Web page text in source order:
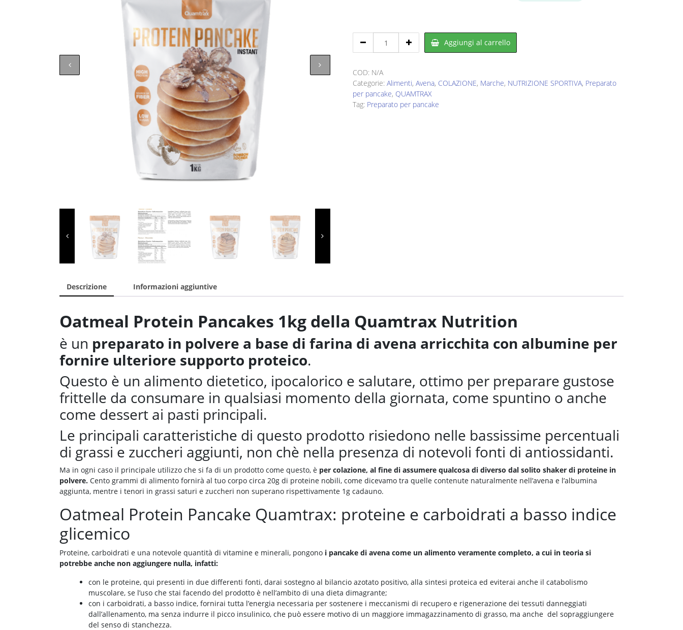
QUAMTRAX
Protein
1
kg
quantity
Aggiungi al carrello
COD: N/A
Categorie:Alimenti,Avena, COLAZIONE, Marche, NUTRIZIONE SPORTIVA, Preparato
per pancake, QUAMTRAX
Tag: Preparato per pancake
Descrizione Informazioni aggiuntive
Oatmeal Protein Pancakes 1kg della Quamtrax Nutrition
è un preparato in polvere a base di farina di avena arricchita con albumine per
fornire ulteriore supporto proteico.
Questo è un alimento dietetico, ipocalorico e salutare, ottimo per preparare gustose
frittelle da consumare in qualsiasi momento della giornata, come spuntino o anche
come dessert ai pasti principali.
Le principali caratteristiche di questo prodotto risiedono nelle bassissime percentuali
di grassi e zuccheri aggiunti, non chè nella presenza di notevoli fonti di antiossidanti.
Ma in ogni caso il principale utilizzo che si fa di un prodotto come questo, è per colazione, al fine di assumere qualcosa di diverso dal solito shaker di proteine in
polvere. Cento grammi di alimento fornirà al tuo corpo circa 20g di proteine nobili, come dicevamo tra quelle contenute naturalmente nell’avena e l’albumina
aggiunta, mentre i tenori in grassi saturi e zuccheri non superano rispettivamente 1g cadauno.
Oatmeal Protein Pancake Quamtrax: proteine e carboidrati a basso indice
glicemico
Proteine, carboidrati e una notevole quantità di vitamine e minerali, pongono i pancake di avena come un alimento veramente completo, a cui in teoria si
potrebbe anche non aggiungere nulla, infatti:
con le proteine, qui presenti in due differenti fonti, darai sostegno al bilancio azotato positivo, alla sintesi proteica ed eviterai anche il catabolismo
muscolare, se l’uso che stai facendo del prodotto è nell’ambito di una dieta dimagrante;
con i carboidrati, a basso indice, fornirai tutta l’energia necessaria per sostenere i meccanismi di recupero e rigenerazione dei tessuti danneggiati
dall’allenamento, ma senza indurre il picco insulinico, che può essere motivo di un maggiore immagazzinamento di grasso, ma anche del sopraggiungere
del senso di stanchezza.